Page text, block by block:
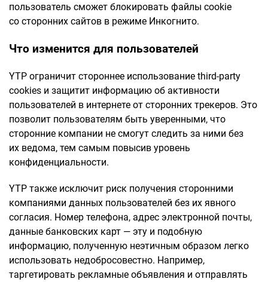
пользователь сможет блокировать файлы cookie
со сторонних сайтов в режиме Инкогнито.
Что изменится для пользователей
YTP ограничит стороннее использование third-party
cookies и защитит информацию об активности
пользователей в интернете от сторонних трекеров. Это
позволит пользователям быть уверенными, что
сторонние компании не смогут следить за ними без
их ведома, тем самым повысив уровень
конфиденциальности.
YTP также исключит риск получения сторонними
компаниями данных пользователей без их явного
согласия. Номер телефона, адрес электронной почты,
данные банковских карт — эту и подобную
информацию, полученную неэтичным образом легко
использовать недобросовестно. Например,
таргетировать рекламные объявления и отправлять